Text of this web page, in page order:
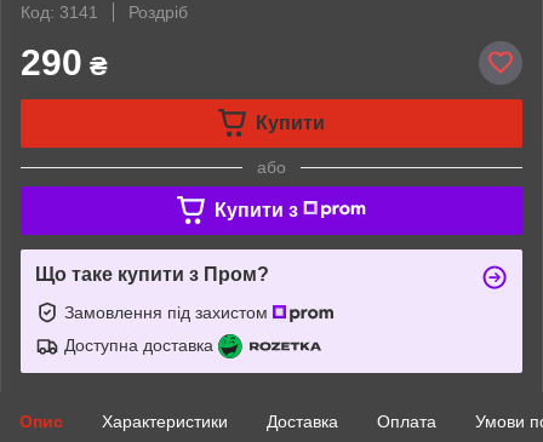
Код: 3141
Роздріб
290 ₴
Купити
або
Купити з
Що таке купити з Пром?
Замовлення під захистом
Доступна доставка
Опис Характеристики Доставка Оплата Умови